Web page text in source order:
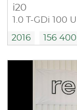
i20
1.0 T-GDi 100
2016 156